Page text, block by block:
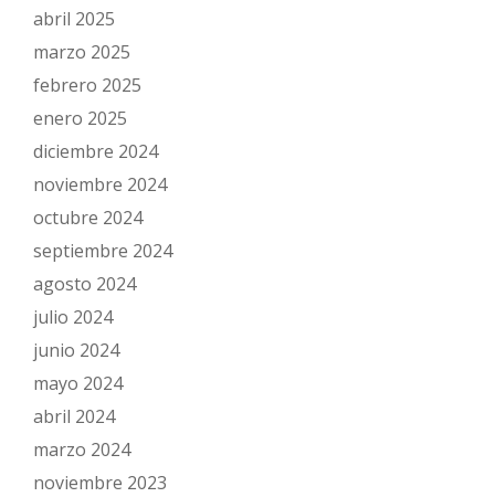
abril 2025
marzo 2025
febrero 2025
enero 2025
diciembre 2024
noviembre 2024
octubre 2024
septiembre 2024
agosto 2024
julio 2024
junio 2024
mayo 2024
abril 2024
marzo 2024
noviembre 2023